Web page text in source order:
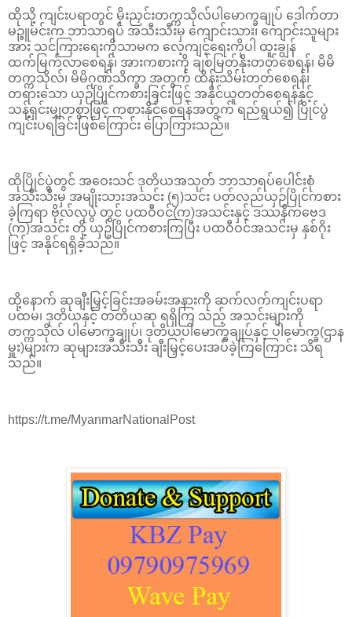
ထိုသို့ ကျင်းပရာတွင် မိုးညှင်းတက္ကသိုလ်ပါမောက္ခချုပ် ဒေါက်တာ
မဉ္ဇူမင်းက ဘာသာရပ် အသီးသီးမှ ကျောင်းသား၊ ကျောင်းသူများ
အား သင်ကြားရေးကိုသာမက လေ့ကျင့်ရေးကိုပါ ထူးချွန်
ထက်မြက်လာစေရန်၊ အားကစားကို ချစ်မြတ်နိုးတတ်စေရန်၊ မိမိ
တက္ကသိုလ်၊ မိမိဂုဏ်သိက္ခာ အတွက် ထိန်းသိမ်းတတ်စေရန်၊
တရားသော ယှဉ်ပြိုင်ကစားခြင်းဖြင့် အနိုင်ယူတတ်စေရန်နှင့်
သန့်ရှင်းမျှတစွာဖြင့် ကစားနိုင်စေရန်အတွက် ရည်ရွယ်၍ ပြိုင်ပွဲ
ကျင်းပရခြင်းဖြစ်ကြောင်း ပြောကြားသည်။
ထိုပြိုင်ပွဲတွင် အဝေးသင် ဒုတိယအသုတ် ဘာသာရပ်ပေါင်းစုံ
အသီးသီးမှ အမျိုးသားအသင်း (၅)သင်း ပတ်လည်ယှဉ်ပြိုင်ကစား
ခဲ့ကြရာ ဗိုလ်လုပွဲ တွင် ပထဝီဝင်(က)အသင်းနှင့် ဒဿနိကဗေဒ
(က)အသင်း တို့ ယှဉ်ပြိုင်ကစားကြပြီး ပထဝီဝင်အသင်းမှ နှစ်ဂိုး
ဖြင့် အနိုင်ရရှိခဲ့သည်။
ထို့နောက် ဆုချီးမြှင့်ခြင်းအခမ်းအနားကို ဆက်လက်ကျင်းပရာ
ပထမ၊ ဒုတိယနှင့် တတိယဆု ရရှိကြ သည့် အသင်းများကို
တက္ကသိုလ် ပါမောက္ခချုပ်၊ ဒုတိယပါမောက္ခချုပ်နှင့် ပါမောက္ခ(ဌာန
မှူး)များက ဆုများအသီးသီး ချီးမြှင့်ပေးအပ်ခဲ့ကြကြောင်း သိရ
သည်။
https://t.me/MyanmarNationalPost